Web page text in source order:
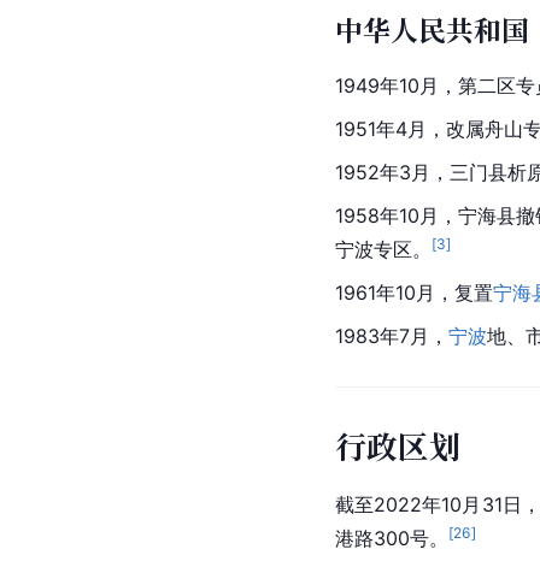
中华人民共和国
1949年10月，第二区
1951年4月，改属舟山
1952年3月，三门县析
1958年10月，宁海县撤
宁波专区。
[3]
1961年10月，复置宁海
1983年7月， 宁波地、
行政区划
截至2022年10月31日
港路300号。
[26]